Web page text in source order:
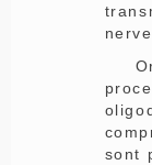
Or,
sont